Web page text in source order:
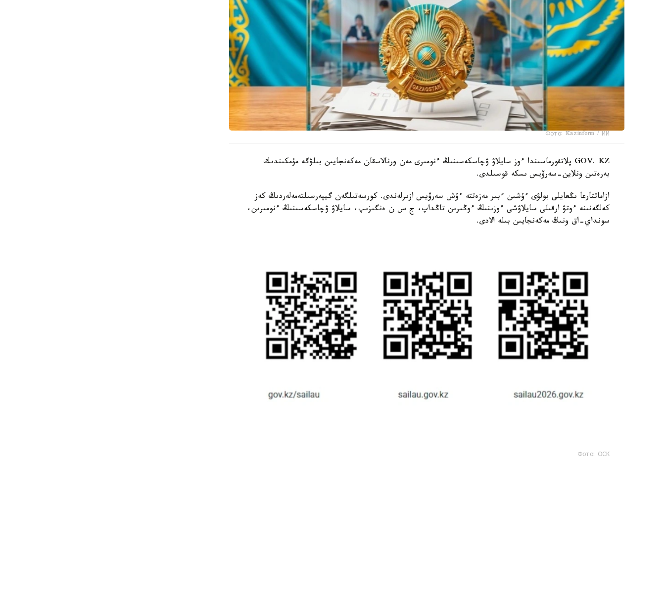
Фото: Kazinform / ИИ
GOV. KZ پلاتفورماسىندا ءوز سايلاۋ ۋچاسكەسىنىڭ ءنومىرى مەن ورنالاسقان مەكەنجايىن بىلۋگە مۇمكىندىك
بەرەتىن ونلاين-سەرۆيس ىسكە قوسىلدى.
ازاماتتارعا ىڭعايلى بولۋى ءۇشىن ءبىر مەزەتتە ءۇش سەرۆيس ازىرلەندى. كورسەتىلگەن گيپەرسىلتەمەلەردىڭ كەز
كەلگەنىنە ءوتۋ ارقىلى سايلاۋشى ءوزىنىڭ ءوڭىرىن تاڭداپ، ج س ن ەنگىزىپ، سايلاۋ ۋچاسكەسىنىڭ ءنومىرىن،
سونداي-اق ونىڭ مەكەنجايىن بىلە الادى.
Фото: ОСК